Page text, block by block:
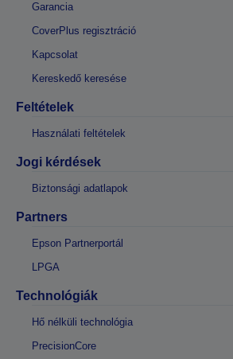
Garancia
CoverPlus regisztráció
Kapcsolat
Kereskedő keresése
Feltételek
Használati feltételek
Jogi kérdések
Biztonsági adatlapok
Partners
Epson Partnerportál
LPGA
Technológiák
Hő nélküli technológia
PrecisionCore